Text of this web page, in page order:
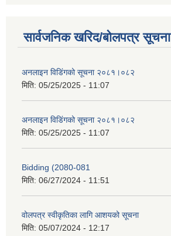
सार्वजनिक खरिद/बोलपत्र सूचना
अनलाइन विडि‌ं‍गको सूचना २०८१।०८२
मिति: 05/25/2025 - 11:07
अनलाइन विडि‌ं‍गको सूचना २०८१।०८२
मिति: 05/25/2025 - 11:07
Bidding (2080-081
मिति: 06/27/2024 - 11:51
वोलपत्र स्वीकृतिका लागि आशयको सूचना
मिति: 05/07/2024 - 12:17